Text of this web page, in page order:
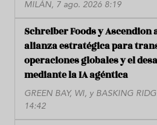
MILÁN, 7 ago. 2026 8:19
Schreiber Foods y
alianza estratégica para
operaciones globales y el
mediante la IA agéntica
GREEN BAY, WI, y BASKING
14:42